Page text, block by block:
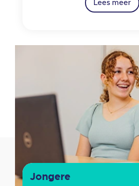
Lees meer
Jongere